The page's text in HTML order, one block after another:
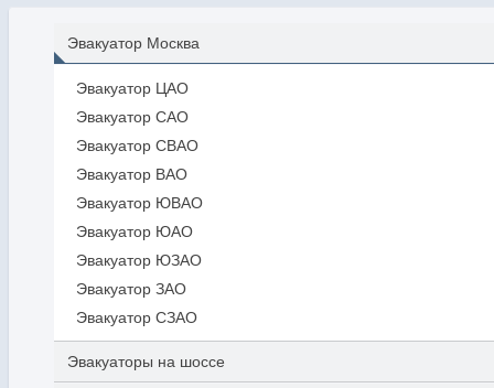
Эвакуатор Москва
Эвакуатор ЦАО
Эвакуатор САО
Эвакуатор СВАО
Эвакуатор ВАО
Эвакуатор ЮВАО
Эвакуатор ЮАО
Эвакуатор ЮЗАО
Эвакуатор ЗАО
Эвакуатор СЗАО
Эвакуаторы на шоссе